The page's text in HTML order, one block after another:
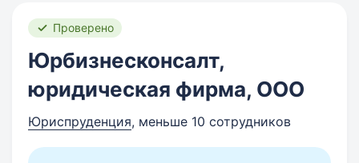
Проверено
Юрбизнесконсалт,
юридическая фирма, ООО
Юриспруденция, меньше 10 сотрудников